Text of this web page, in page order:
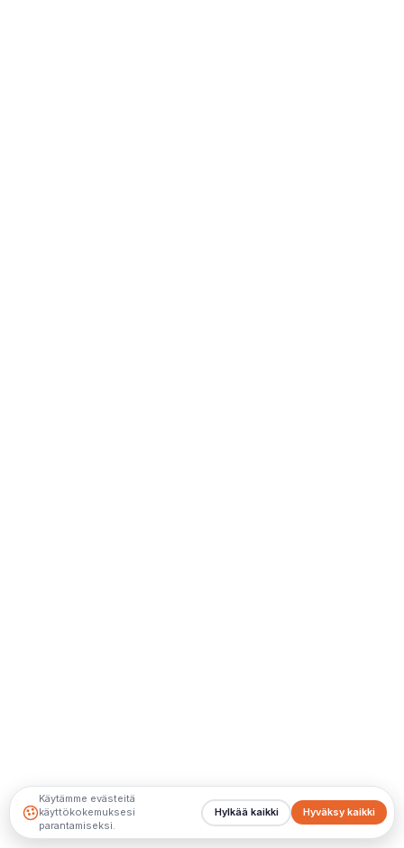
Käytämme evästeitä
käyttökokemuksesi
parantamiseksi.
Hyväksy kaikki
Hylkää kaikki